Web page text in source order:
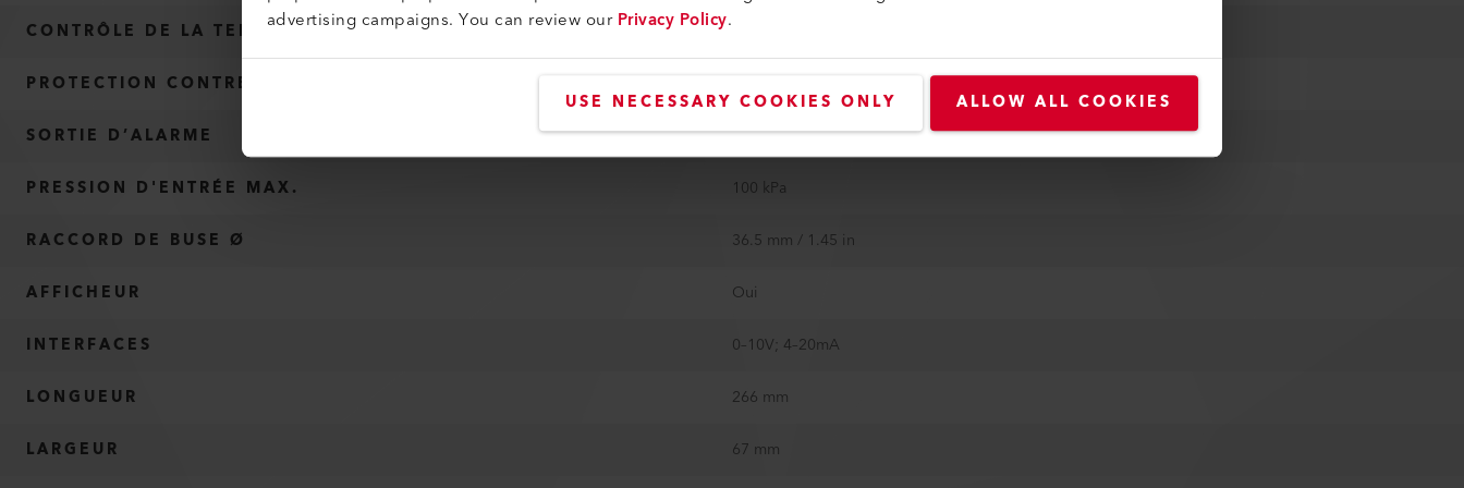
advertising campaigns. You can review ourPrivacy Policy.
USE NECESSARY COOKIES ONLY ALLOW ALL COOKIES
CONTRÔLE DE LA TEMPÉRATURE DE L’AIR
PROTECTION CONTRE LA SURCHAUFFE
SORTIE D’ALARME
Contact normalement ouvert
PRESSION D'ENTRÉE MAX.
100 kPa
RACCORD DE BUSE Ø
36.5 mm / 1.45 in
AFFICHEUR
Oui
INTERFACES
0–10V; 4–20mA
LONGUEUR
266 mm
LARGEUR
67 mm